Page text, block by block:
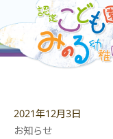
2021年12月3日
お知らせ